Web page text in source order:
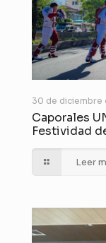
30 de diciembre
Caporales
Festividad
Leer